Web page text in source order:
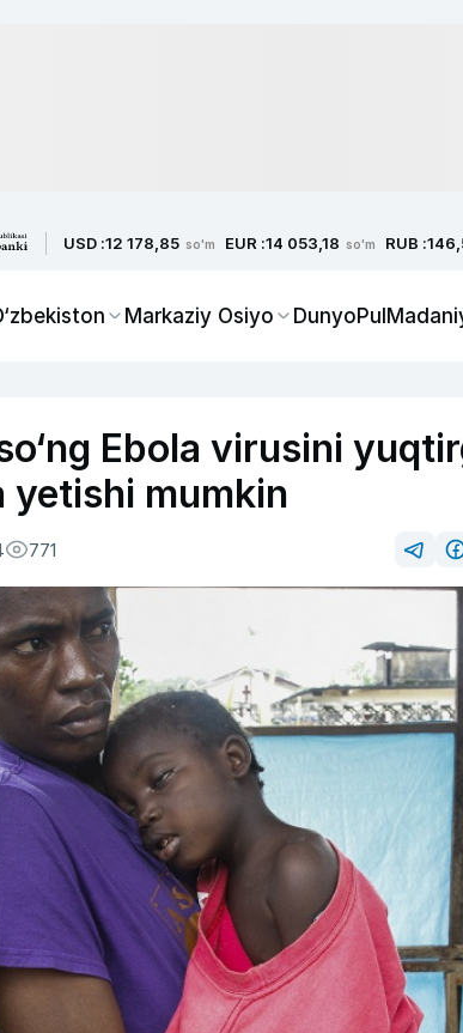
USD :12 178,85 so'm EUR :14 053,18 so'm RUB :
Markaziy Osiyo DunyoPul
Ebola virusini
yetishi mumkin
771